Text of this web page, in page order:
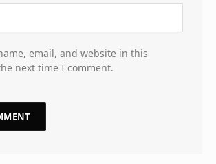
email, and website in this
next time I comment.